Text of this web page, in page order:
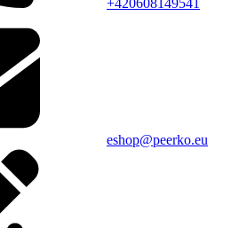
+420608149541
eshop@peerko.eu